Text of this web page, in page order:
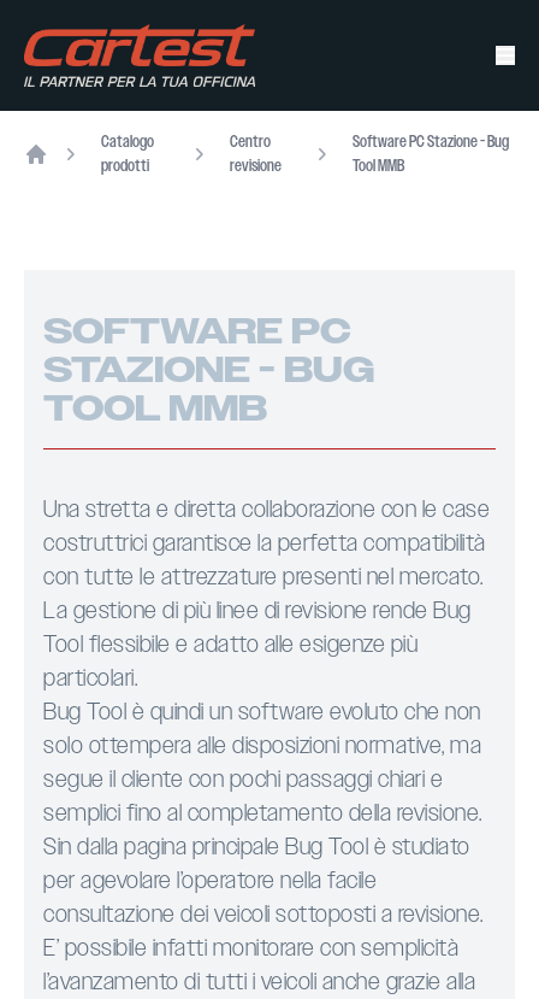
Catalogo
prodotti
Centro
revisione
Software PC Stazione - Bug
Tool MMB
SOFTWARE PC
STAZIONE - BUG
TOOL MMB
Una stretta e diretta collaborazione con le case
costruttrici garantisce la perfetta compatibilità
con tutte le attrezzature presenti nel mercato.
La gestione di più linee di revisione rende Bug
Tool flessibile e adatto alle esigenze più
particolari.
Bug Tool è quindi un software evoluto che non
solo ottempera alle disposizioni normative, ma
segue il cliente con pochi passaggi chiari e
semplici fino al completamento della revisione.
Sin dalla pagina principale Bug Tool è studiato
per agevolare l’operatore nella facile
consultazione dei veicoli sottoposti a revisione.
E’ possibile infatti monitorare con semplicità
l’avanzamento di tutti i veicoli anche grazie alla